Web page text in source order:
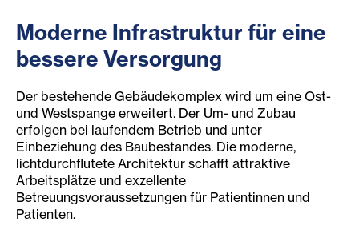
Moderne Infrastruktur für eine
bessere Versorgung
Der bestehende Gebäudekomplex wird um eine Ost-
und Westspange erweitert. Der Um- und Zubau
erfolgen bei laufendem Betrieb und unter
Einbeziehung des Baubestandes. Die moderne,
lichtdurchflutete Architektur schafft attraktive
Arbeitsplätze und exzellente
Betreuungsvoraussetzungen für Patientinnen und
Patienten.